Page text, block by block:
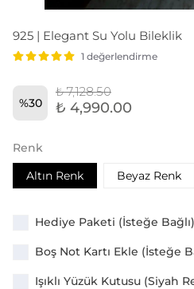
925 | Elegant Su Yolu Bileklik
1 değerlendirme
%30
₺ 7,128.50
₺ 4,990.00
Renk
Altın Renk
Beyaz Renk
Hediye Paketi (İsteğe Bağlı)
Boş Not Kartı Ekle (İsteğe
Işıklı Yüzük Kutusu (Siyah